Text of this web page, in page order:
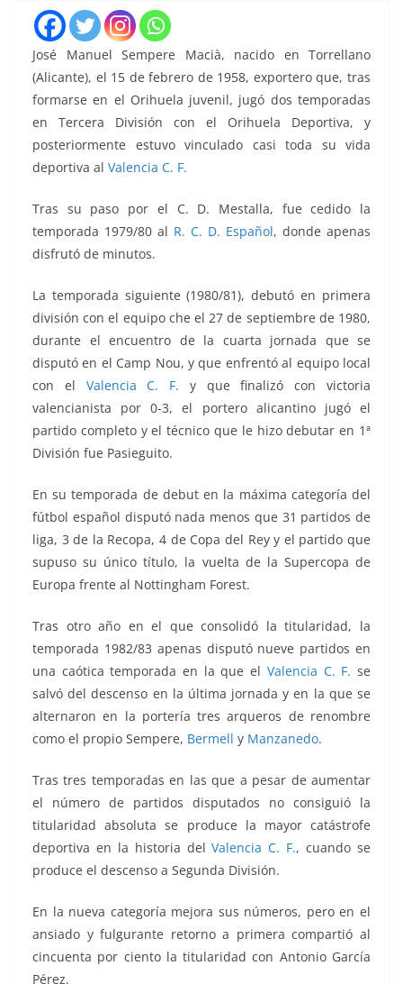
José Manuel Sempere Macià, nacido en Torrellano
(Alicante), el 15 de febrero de 1958, exportero que, tras
formarse en el Orihuela juvenil, jugó dos temporadas
en Tercera División con el Orihuela Deportiva, y
posteriormente estuvo vinculado casi toda su vida
deportiva al Valencia C. F.
Tras su paso por el C. D. Mestalla, fue cedido la
temporada 1979/80 al R. C. D. Español, donde apenas
disfrutó de minutos.
La temporada siguiente (1980/81), debutó en primera
división con el equipo che el 27 de septiembre de 1980,
durante el encuentro de la cuarta jornada que se
disputó en el Camp Nou, y que enfrentó al equipo local
con el Valencia C. F. y que finalizó con victoria
valencianista por 0-3, el portero alicantino jugó el
partido completo y el técnico que le hizo debutar en 1ª
División fue Pasieguito.
En su temporada de debut en la máxima categoría del
fútbol español disputó nada menos que 31 partidos de
liga, 3 de la Recopa, 4 de Copa del Rey y el partido que
supuso su único título, la vuelta de la Supercopa de
Europa frente al Nottingham Forest.
Tras otro año en el que consolidó la titularidad, la
temporada 1982/83 apenas disputó nueve partidos en
una caótica temporada en la que el Valencia C. F. se
salvó del descenso en la última jornada y en la que se
alternaron en la portería tres arqueros de renombre
como el propio Sempere, Bermell y Manzanedo.
Tras tres temporadas en las que a pesar de aumentar
el número de partidos disputados no consiguió la
titularidad absoluta se produce la mayor catástrofe
deportiva en la historia delValencia C. F., cuando se
produce el descenso a Segunda División.
En la nueva categoría mejora sus números, pero en el
ansiado y fulgurante retorno a primera compartió al
cincuenta por ciento la titularidad con Antonio García
Pérez.